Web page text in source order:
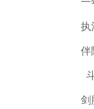
执
伴
剑